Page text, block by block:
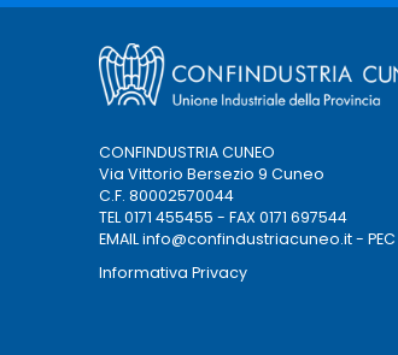
CONFINDUSTRIA CUNEO
Via Vittorio Bersezio 9 Cuneo
C.F. 80002570044
TEL 0171 455455 - FAX 0171 697544
EMAILinfo@confindustriacuneo.it- PEC
Informativa Privacy